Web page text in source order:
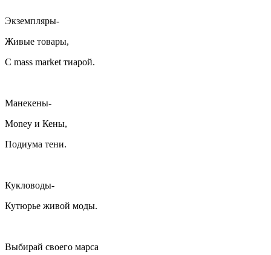
Экземпляры-
Живые товары,
С mass market тиарой.
Манекены-
Money и Кены,
Подиума тени.
Кукловоды-
Кутюрье живой моды.
Выбирай своего марса